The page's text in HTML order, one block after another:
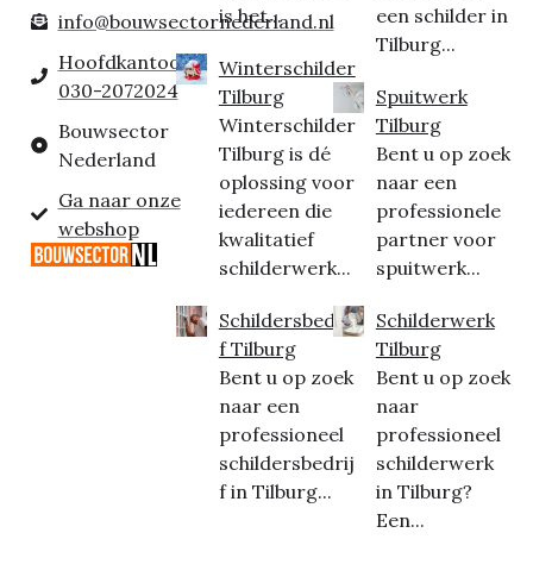
info@bouwsectornederland.nl
Hoofdkantoor:
030-2072024
Bouwsector
Nederland
Ga naar onze
webshop
is het...
Winterschilder
Tilburg
Winterschilder
Tilburg is dé
oplossing voor
iedereen die
kwalitatief
schilderwerk...
Schildersbedrij
f Tilburg
Bent u op zoek
naar een
professioneel
schildersbedrij
f in Tilburg...
een schilder in
Tilburg...
Spuitwerk
Tilburg
Bent u op zoek
naar een
professionele
partner voor
spuitwerk...
Schilderwerk
Tilburg
Bent u op zoek
naar
professioneel
schilderwerk
in Tilburg?
Een...